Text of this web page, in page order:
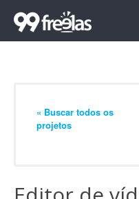
« Buscar todos os
projetos